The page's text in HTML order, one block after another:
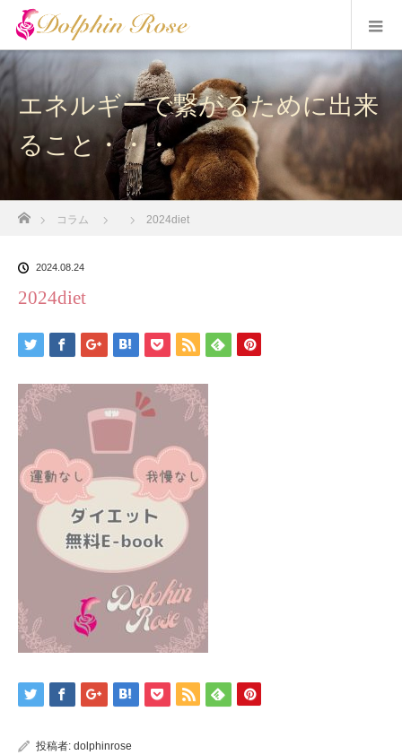
エネルギーで繋がるために出来
ること・・・
コラム 2024diet
2024.08.24
2024diet
投稿者: dolphinrose